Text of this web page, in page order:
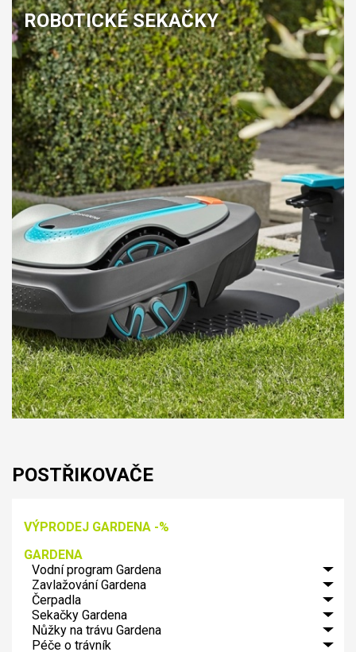
ROBOTICKÉ SEKAČKY
POSTŘIKOVAČE
VÝPRODEJ GARDENA -%
GARDENA
Vodní program Gardena
GARDENA
spojovací
systém
GARDENA
Profi-
systém
Zavlažování Gardena
Řízení
zavlažování
Micro-
Drip-
Systém
Čerpadla
Zahradní
čerpadla
Gardena
Ponorná
Sekačky Gardena
Elektrické
sekačky
Nůžky na trávu Gardena
Aku.
Péče o trávník